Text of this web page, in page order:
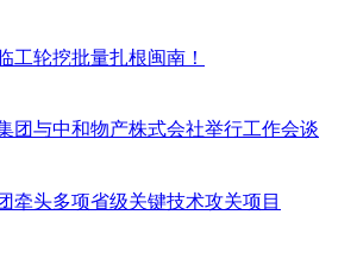
工轮挖批量扎根闽南！
团与中和物产株式会社举行工作会谈
牵头多项省级关键技术攻关项目